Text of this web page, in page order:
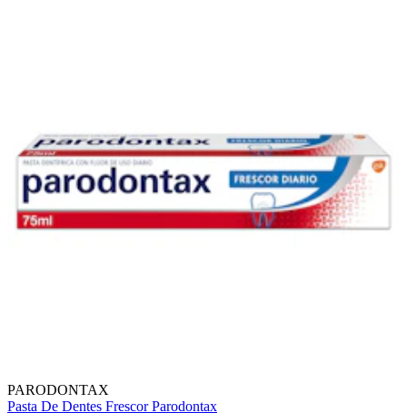
PARODONTAX
Pasta De Dentes Frescor Parodontax